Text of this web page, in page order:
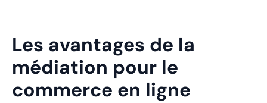
Les avantages de la
médiation pour le
commerce en ligne